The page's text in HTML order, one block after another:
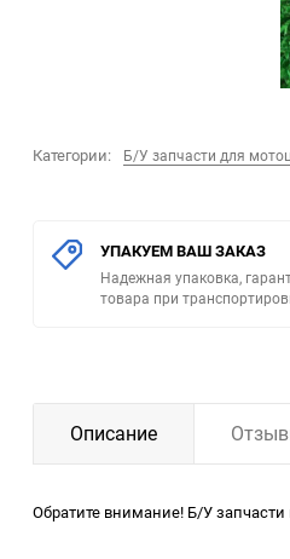
Категории: Б/У запчасти для
УПАКУЕМ ВАШ ЗАКАЗ
Надежная упаковка,
товара при
Описание
Обратите внимание! Б/У